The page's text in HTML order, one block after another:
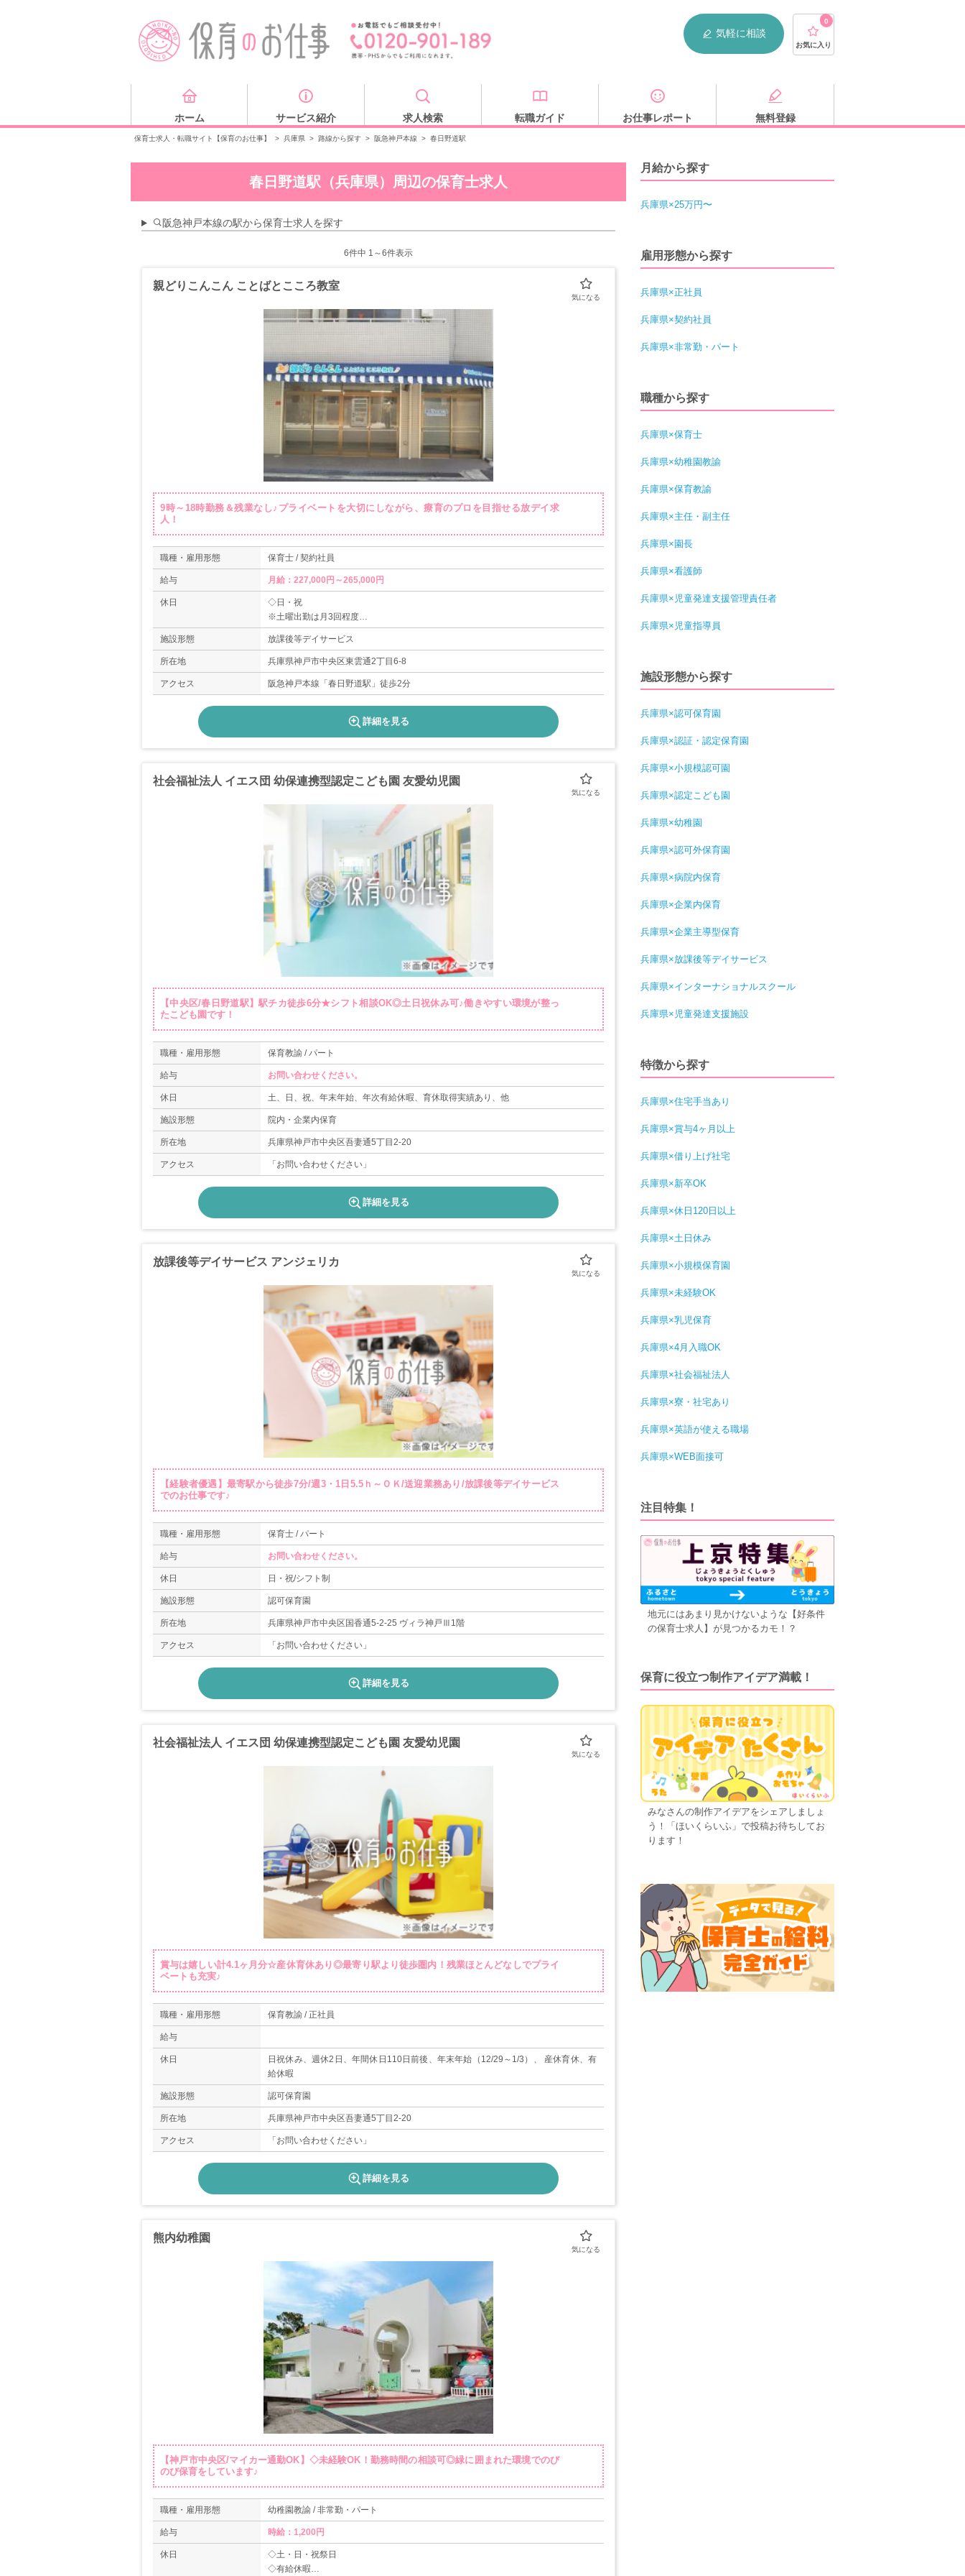
気軽に相談
0
お気に入り
ホーム サービス紹介 求人検索 転職ガイド お仕事レポート 無料登録
保育士求人・転職サイト【保育のお仕事】 > 兵庫県 > 路線から探す > 阪急神戸本線 > 春日野道駅
春日野道駅（兵庫県）周辺の保育士求人
阪急神戸本線の駅から保育士求人を探す
6件中 1～6件表示
親どりこんこん ことばとこころ教室
9時～18時勤務＆残業なし♪プライベートを大切にしながら、療育のプロを目指せる放デイ求
人！
職種・雇用形態 保育士 / 契約社員
給与 月給：227,000円～265,000円
休日
◇日・祝
※土曜出勤は月3回程度
◇お盆休み
◇年末年始休暇（12/30～1/4）
＊年間休日115日
施設形態 放課後等デイサービス
所在地 兵庫県神戸市中央区東雲通2丁目6-8
アクセス 阪急神戸本線「春日野道駅」徒歩2分
詳細を見る
社会福祉法人 イエス団 幼保連携型認定こども園 友愛幼児園
【中央区/春日野道駅】駅チカ徒歩6分★シフト相談OK◎土日祝休み可♪働きやすい環境が整っ
たこども園です！
職種・雇用形態 保育教諭 / パート
給与 お問い合わせください。
休日 土、日、祝、年末年始、年次有給休暇、育休取得実績あり、他
施設形態 院内・企業内保育
所在地 兵庫県神戸市中央区吾妻通5丁目2-20
アクセス 「お問い合わせください」
詳細を見る
放課後等デイサービス アンジェリカ
【経験者優遇】最寄駅から徒歩7分/週3・1日5.5ｈ～ＯＫ/送迎業務あり/放課後等デイサービス
でのお仕事です♪
職種・雇用形態 保育士 / パート
給与 お問い合わせください。
休日 日・祝/シフト制
施設形態 認可保育園
所在地 兵庫県神戸市中央区国香通5-2-25 ヴィラ神戸Ⅲ1階
アクセス 「お問い合わせください」
詳細を見る
社会福祉法人 イエス団 幼保連携型認定こども園 友愛幼児園
賞与は嬉しい計4.1ヶ月分☆産休育休あり◎最寄り駅より徒歩圏内！残業ほとんどなしでプライ
ベートも充実♪
職種・雇用形態 保育教諭 / 正社員
給与
休日
日祝休み、週休2日、年間休日110日前後、年末年始（12/29～1/3）、 産休育休、有
給休暇
施設形態 認可保育園
所在地 兵庫県神戸市中央区吾妻通5丁目2-20
アクセス 「お問い合わせください」
詳細を見る
熊内幼稚園
【神戸市中央区/マイカー通勤OK】◇未経験OK！勤務時間の相談可◎緑に囲まれた環境でのび
のび保育をしています♪
職種・雇用形態 幼稚園教諭 / 非常勤・パート
給与 時給：1,200円
休日
◇土・日・祝祭日
◇有給休暇
月給から探す
兵庫県×25万円〜
雇用形態から探す
兵庫県×正社員
兵庫県×契約社員
兵庫県×非常勤・パート
職種から探す
兵庫県×保育士
兵庫県×幼稚園教諭
兵庫県×保育教諭
兵庫県×主任・副主任
兵庫県×園長
兵庫県×看護師
兵庫県×児童発達支援管理責任者
兵庫県×児童指導員
施設形態から探す
兵庫県×認可保育園
兵庫県×認証・認定保育園
兵庫県×小規模認可園
兵庫県×認定こども園
兵庫県×幼稚園
兵庫県×認可外保育園
兵庫県×病院内保育
兵庫県×企業内保育
兵庫県×企業主導型保育
兵庫県×放課後等デイサービス
兵庫県×インターナショナルスクール
兵庫県×児童発達支援施設
特徴から探す
兵庫県×住宅手当あり
兵庫県×賞与4ヶ月以上
兵庫県×借り上げ社宅
兵庫県×新卒OK
兵庫県×休日120日以上
兵庫県×土日休み
兵庫県×小規模保育園
兵庫県×未経験OK
兵庫県×乳児保育
兵庫県×4月入職OK
兵庫県×社会福祉法人
兵庫県×寮・社宅あり
兵庫県×英語が使える職場
兵庫県×WEB面接可
注目特集！
地元にはあまり見かけないような【好条件
の保育士求人】が見つかるカモ！？
保育に役立つ制作アイデア満載！
みなさんの制作アイデアをシェアしましょ
う！「ほいくらいふ」で投稿お待ちしてお
ります！